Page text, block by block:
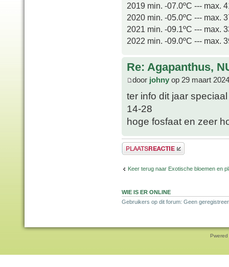
2019 min. -07.0ºC --- max.
2020 min. -05.0ºC --- max.
2021 min. -09.1ºC --- max.
2022 min. -09.0ºC --- max.
Re: Agapanthus,
door johny op 29 maart
ter info dit jaar
14-28
hoge fosfaat en zeer
Plaats een reactie
Keer terug naar Exotische bloemen en
WIE IS ER ONLINE
Gebruikers op dit forum: Geen